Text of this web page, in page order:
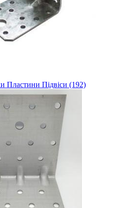
Пластини Підвіси (192)